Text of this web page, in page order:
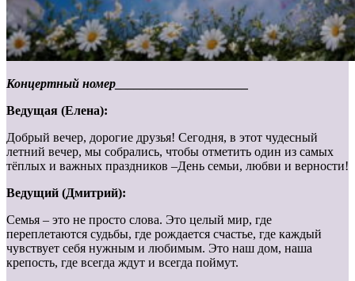
Концертный номер_____________________
Ведущая (Елена):
Добрый вечер, дорогие друзья! Сегодня, в этот чудесный
летний вечер, мы собрались, чтобы отметить один из самых
тёплых и важных праздников –День семьи, любви и верности!
Ведущий (Дмитрий):
Семья – это не просто слова. Это целый мир, где
переплетаются судьбы, где рождается счастье, где каждый
чувствует себя нужным и любимым. Это наш дом, наша
крепость, где всегда ждут и всегда поймут.